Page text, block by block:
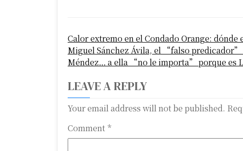
o
s
t
n
a
v
Calor extremo en el Condado Orange:
Miguel Sánchez Ávila, el “falso predicador”
Méndez… a ella “no le importa” porque es
LEAVE A REPLY
Your email address will not be published.
Comment *